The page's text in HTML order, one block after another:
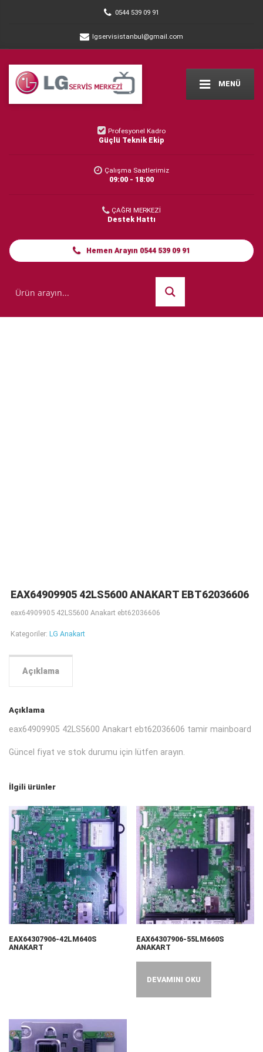
0544 539 09 91
lgservisistanbul@gmail.com
MENÜ
Profesyonel Kadro
Güçlü Teknik Ekip
Çalışma Saatlerimiz
09:00 - 18:00
ÇAĞRI MERKEZİ
Destek Hattı
Hemen Arayın 0544 539 09 91
EAX64909905 42LS5600 ANAKART EBT62036606
eax64909905 42LS5600 Anakart ebt62036606
Kategoriler: LG Anakart
Açıklama
Açıklama
eax64909905 42LS5600 Anakart ebt62036606 tamir mainboard
Güncel fiyat ve stok durumu için lütfen arayın.
İlgili ürünler
EAX64307906-42LM640S
ANAKART
EAX64307906-55LM660S
ANAKART
DEVAMINI OKU